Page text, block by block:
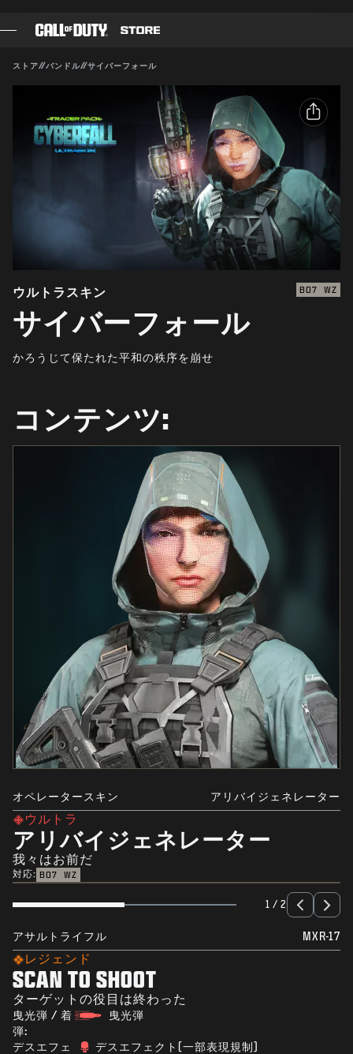
バトルパス
ブラックセル
ゲーム
ニュース
ストア//バンドル//サイバーフォール
対応:
購入を確定
キャンセル
Activisionは、このゲーム内コンテンツをいつでも更新、
変更、削除できるものとします
シェア
メールアドレス
Facebook
X
リンクをコピー
ウルトラスキン BO7 WZ
サイバーフォール
かろうじて保たれた平和の秩序を崩せ
コンテンツ:
オペレータースキン アリバイジェネレーター
ウルトラ
アリバイジェネレーター
我々はお前だ
対応: BO7 WZ
1 / 2
アサルトライフル MXR-17
レジェンド
SCAN TO SHOOT
ターゲットの役目は終わった
曳光弾 / 着
弾:
曳光弾
デスエフェ
デスエフェクト(一部表現規制)